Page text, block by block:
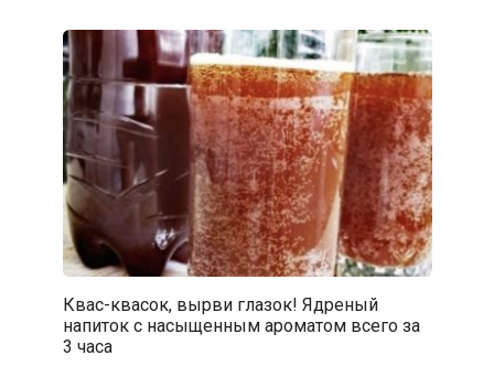
Квас-квасок, вырви глазок! Ядреный
напиток с насыщенным ароматом всего за
3 часа